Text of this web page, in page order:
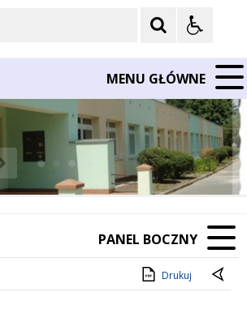
MENU GŁÓWNE
ElementElement
PANEL BOCZNY
Drukuj